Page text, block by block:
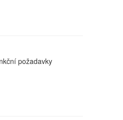
požadavky